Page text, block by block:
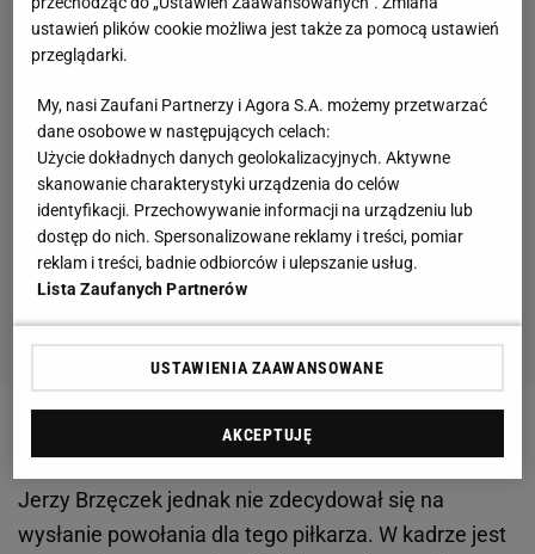
Brzęczek nie wysłał powołania
Jerzy Brzęczek jednak nie zdecydował się na
wysłanie powołania dla tego piłkarza. W kadrze jest
ustawień plików cookie możliwa jest także za pomocą ustawień
przeglądarki.
My, nasi Zaufani Partnerzy i Agora S.A. możemy przetwarzać
dane osobowe w następujących celach:
Użycie dokładnych danych geolokalizacyjnych. Aktywne
skanowanie charakterystyki urządzenia do celów
identyfikacji. Przechowywanie informacji na urządzeniu lub
dostęp do nich. Spersonalizowane reklamy i treści, pomiar
reklam i treści, badnie odbiorców i ulepszanie usług.
Lista Zaufanych Partnerów
USTAWIENIA ZAAWANSOWANE
AKCEPTUJĘ